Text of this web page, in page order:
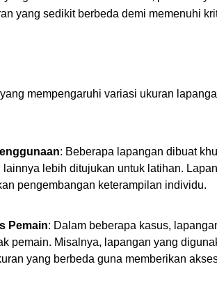
yang sedikit berbeda demi memenuhi
mempengaruhi variasi ukuran
: Beberapa lapangan dibuat
lainnya lebih ditujukan untuk latihan.
pengembangan keterampilan individu.
Pemain: Dalam beberapa kasus,
pemain. Misalnya, lapangan yang
yang berbeda guna memberikan